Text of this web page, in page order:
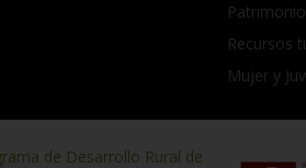
Recursos
Mujer y
de Desarrollo Rural de